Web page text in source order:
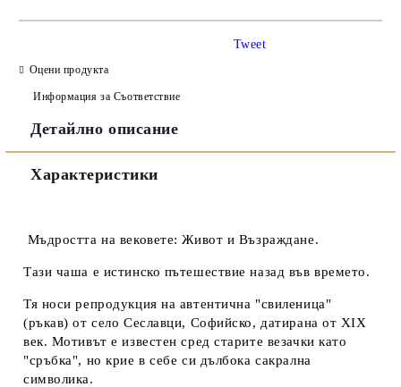
Ние ще се свържем с вас в рамките на работния ден.
Tweet
Оцени продукта
Информация за Съответствие
Детайлно описание
Характеристики
Мъдростта на вековете: Живот и Възраждане.
Тази чаша е истинско пътешествие назад във времето.
Тя носи репродукция на автентична "свиленица"
(ръкав) от село Сеславци, Софийско, датирана от XIX
век. Мотивът е известен сред старите везачки като
"сръбка", но крие в себе си дълбока сакрална
символика.